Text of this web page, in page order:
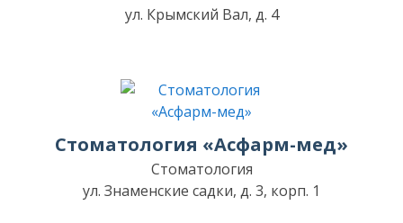
ул. Крымский Вал, д. 4
Стоматология «Асфарм-мед»
Стоматология
ул. Знаменские садки, д. 3, корп. 1